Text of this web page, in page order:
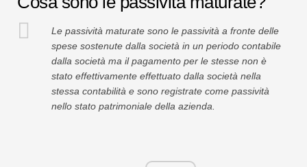
Tutorial sulla modellazione finanziaria
Modulo completo
Tutorial sulla gestione del rischio
Le passività maturate sono le passività a fronte delle
spese sostenute dalla società in un periodo contabile
dalla società ma il pagamento per le stesse non è
stato effettivamente effettuato dalla società nella
stessa contabilità e sono registrate come passività
nello stato patrimoniale della azienda.